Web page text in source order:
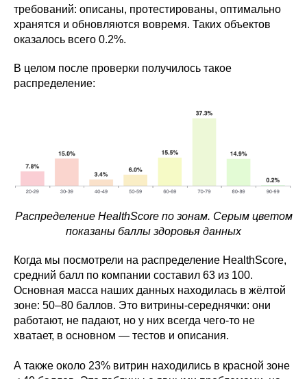
требований: описаны, протестированы, оптимально
хранятся и обновляются вовремя. Таких объектов
оказалось всего 0.2%.
В целом после проверки получилось такое
распределение:
Распределение HealthScore по зонам. Серым цветом
показаны баллы здоровья данных
Когда мы посмотрели на распределение HealthScore,
средний балл по компании составил 63 из 100.
Основная масса наших данных находилась в жёлтой
зоне: 50–80 баллов. Это витрины-середнячки: они
работают, не падают, но у них всегда чего-то не
хватает, в основном — тестов и описания.
А также около 23% витрин находились в красной зоне